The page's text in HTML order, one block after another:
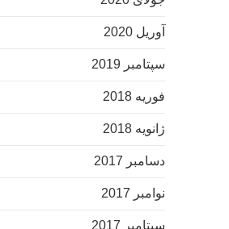
آوریل 2020
سپتامبر 2019
فوریه 2018
ژانویه 2018
دسامبر 2017
نوامبر 2017
سپتامبر 2017